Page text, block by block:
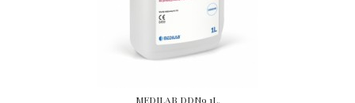
MEDILAB DDN9 1L.